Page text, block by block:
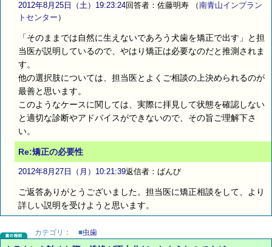
2012年8月25日（土）19:23:24回答者：佐藤明寿 （南青山インプラン
トセンター ）
「そのままでは自然に生えないであろう犬歯を矯正で出す」と担
当医が説明しているので、やはり矯正は必要なのだと推測されま
す。
他の選択肢については、担当医とよくご相談の上決められるのが
最善と思います。
このようなケースに関しては、実際に拝見して状態を確認しない
と適切な診断やアドバイスができないので、その旨ご理解下さ
い。
Re:矯正の必要性
2012年8月27日（月）10:21:39返信者：ばんび
ご返答ありがとうございました。担当医に矯正相談をして、より
詳しい説明を受けようと思います。
カテゴリ： ■虫歯